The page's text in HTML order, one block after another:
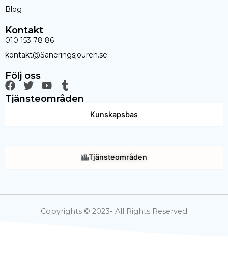
Blog
Kontakt
010 153 78 86
kontakt@Saneringsjouren.se
Följ oss
F
a
c
T
w
i
Y
o
u
T
u
m
Tjänsteområden
Kunskapsbas
Tjänsteområden
Copyrights © 2023- All Rights Reserved